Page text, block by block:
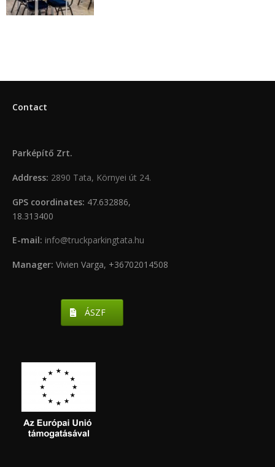
Contact
Parképítő Zrt.
Address: 2890 Tata, Környei út 24.
GPS coordinates: 47.632886,
18.313400
E-mail: info@truckparkingtata.hu
Manager: Vivien Varga, +36702014508
ÁSZF